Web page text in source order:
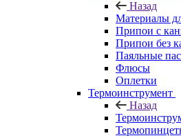
Назад
Материалы
Припои с
Припои без
Паяльные
Флюсы
Оплетки
Термоинструмент
Назад